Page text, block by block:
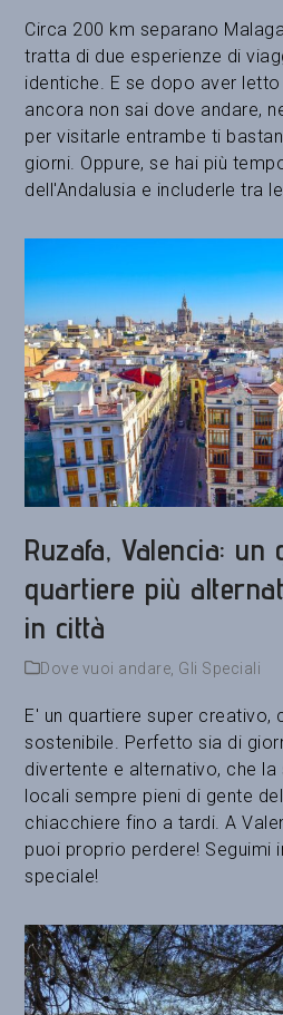
Circa 200 km separano
tratta di due esperienze di
identiche. E se dopo aver
ancora non sai dove andare,
per visitarle entrambe ti
giorni. Oppure, se hai più
dell'Andalusia e includerle tra
Ruzafa, Valencia: un
quartiere più
in città
Dove vuoi andare Gli Speciali
E' un quartiere super creativo,
sostenibile. Perfetto sia di
divertente e alternativo, che
locali sempre pieni di gente
chiacchiere fino a tardi. A
puoi proprio perdere! Seguimi
speciale!